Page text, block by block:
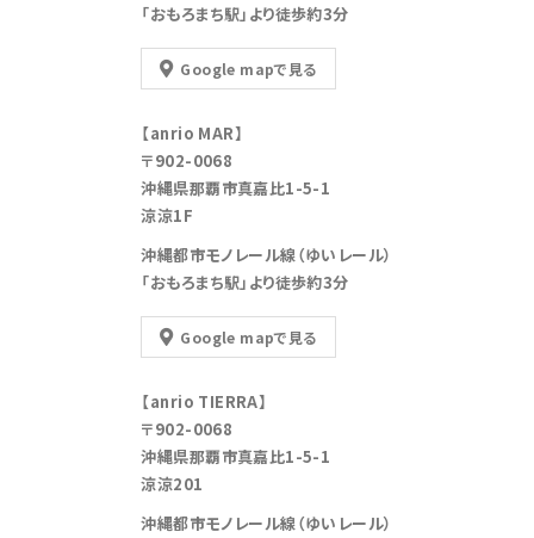
「おもろまち駅」より徒歩約3分
Google mapで見る
【anrio MAR】
〒902-0068
沖縄県那覇市真嘉比1-5-1
涼涼1F
沖縄都市モノレール線（ゆいレール）
「おもろまち駅」より徒歩約3分
Google mapで見る
【anrio TIERRA】
〒902-0068
沖縄県那覇市真嘉比1-5-1
涼涼201
沖縄都市モノレール線（ゆいレール）